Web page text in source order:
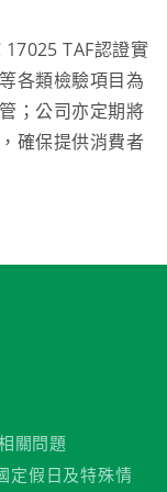
TAF認證實
各類檢驗項目為
；公司亦定期將
確保提供消費者
關問題
定假日及特殊情